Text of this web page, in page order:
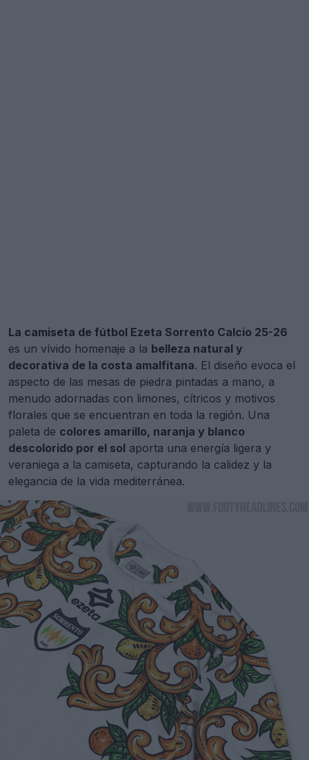
La camiseta de fútbol Ezeta Sorrento Calcio 25-26
es un vívido homenaje a la belleza natural y
decorativa de la costa amalfitana. El diseño evoca el
aspecto de las mesas de piedra pintadas a mano, a
menudo adornadas con limones, cítricos y motivos
florales que se encuentran en toda la región. Una
paleta de colores amarillo, naranja y blanco
descolorido por el sol aporta una energía ligera y
veraniega a la camiseta, capturando la calidez y la
elegancia de la vida mediterránea.